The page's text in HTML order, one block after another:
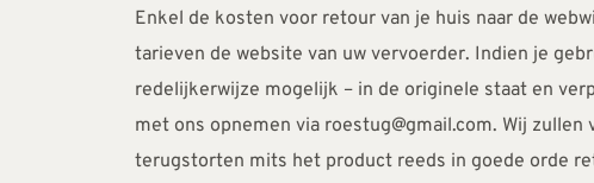
Enkel de kosten voor retour van je huis naar de
tarieven de website van uw vervoerder. Indien je
redelijkerwijze mogelijk – in de originele staat en
met ons opnemen via roestug@gmail.com. Wij
terugstorten mits het product reeds in goede orde